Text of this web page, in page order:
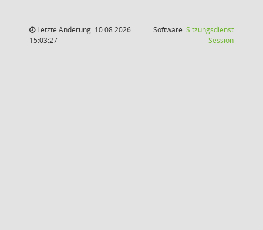
Letzte Änderung: 10.08.2026
15:03:27
Software:Sitzungsdienst
Session(Wird in